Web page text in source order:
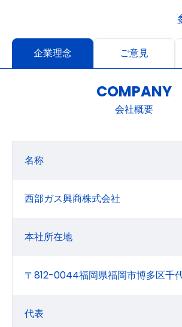
企業理念 ご意見
COMPANY
会社概要
名称
西部ガス興商株式会社
本社所在地
〒812-0044福岡県福岡市博多区千
代表